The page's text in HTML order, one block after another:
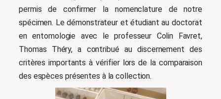
permis de confirmer la nomenclature de notre
spécimen. Le démonstrateur et étudiant au doctorat
en entomologie avec le professeur Colin Favret,
Thomas Théry, a contribué au discernement des
critères importants à vérifier lors de la comparaison
des espèces présentes à la collection.